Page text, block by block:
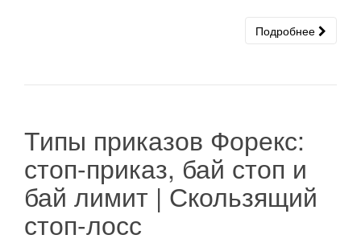
Подробнее
Типы приказов Форекс:
стоп-приказ, бай стоп и
бай лимит | Скользящий
стоп-лосс